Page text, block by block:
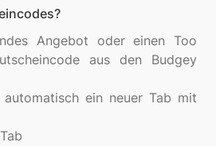
Angebot oder einen Too
aus den Budgey
ein neuer Tab mit